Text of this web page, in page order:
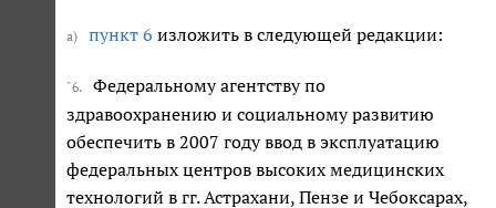
а) пункт 6 изложить в следующей редакции:
"6.
Федеральному агентству по
здравоохранению и социальному развитию
обеспечить в 2007 году ввод в эксплуатацию
федеральных центров высоких медицинских
технологий в гг. Астрахани, Пензе и Чебоксарах,